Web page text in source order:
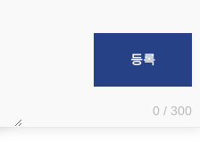
0 / 300